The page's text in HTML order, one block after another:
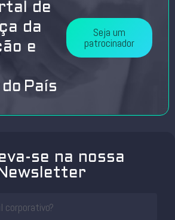
de
da
e
País
Seja um
patrocinador
se na nossa